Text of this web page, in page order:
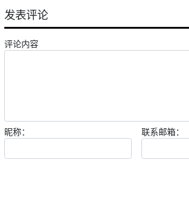
发表评论
评论内容
昵称： 联系邮箱：